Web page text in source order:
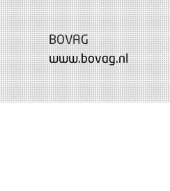
BOVAG
www.bovag.nl